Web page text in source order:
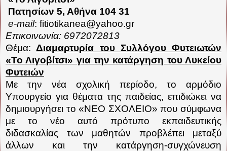
Πατησίων 5, Αθήνα 104 31
e-mail: fitiotikanea@yahoo.gr
Επικοινωνία: 6972072813
Θέμα: Διαμαρτυρία του Συλλόγου Φυτειωτών
«Το Λιγοβίτσι» για την κατάργηση του Λυκείου
Φυτειών
Με την νέα σχολική περίοδο, το αρμόδιο
Υπουργείο για θέματα της παιδείας, επιδιώκει να
δημιουργήσει το «ΝΕΟ ΣΧΟΛΕΙΟ» που σύμφωνα
με το νέο αυτό πρότυπο εκπαιδευτικής
διδασκαλίας των μαθητών προβλέπει μεταξύ
άλλων και την κατάργηση-συγχώνευση